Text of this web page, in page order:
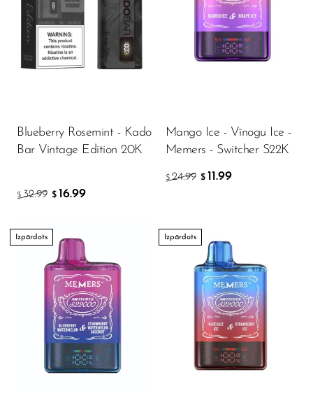
SWFT
TWIST
UWELL
Voom
Yo Bar
Yovo
Zovoo by Voopoo
Dragbar
Blueberry Rosemint - Kado
Bar Vintage Edition 20K
$ 32.99 $ 16.99
Mango Ice - Vīnogu Ice -
Memers - Switcher S22K
$ 24.99 $ 11.99
Izpārdots Izpārdots